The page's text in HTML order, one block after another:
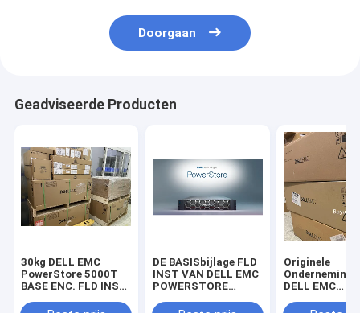
Doorgaan
Geadviseerde Producten
30kg DELL EMC
PowerStore 5000T
BASE ENC. FLD INST
DE BASISbijlage FLD
INST VAN DELL EMC
POWERSTORE
Originele
DELL EMC
12*3.84T